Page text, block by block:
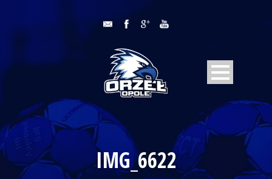
IMG_6622